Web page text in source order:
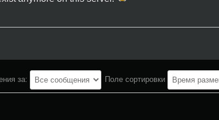
за: Поле сортировки